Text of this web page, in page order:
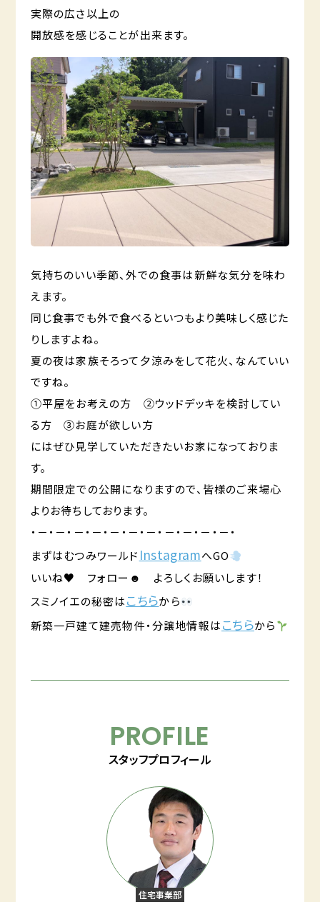
実際の広さ以上の
開放感を感じることが出来ます。
気持ちのいい季節、外での食事は新鮮な気分を味わ
えます。
同じ食事でも外で食べるといつもより美味しく感じた
りしますよね。
夏の夜は家族そろって夕涼みをして花火、なんていい
ですね。
①平屋をお考えの方 ②ウッドデッキを検討してい
る方 ③お庭が欲しい方
にはぜひ見学していただきたいお家になっておりま
す。
期間限定での公開になりますので、皆様のご来場心
よりお待ちしております。
・－・－・－・－・－・－・－・－・－・－・－・
まずはむつみワールド InstagramへGO
いいね♥ フォロー☻ よろしくお願いします！
スミノイエの秘密はこちらから
新築一戸建て建売物件・分譲地情報はこちらから
PROFILE
スタッフプロフィール
住宅事業部